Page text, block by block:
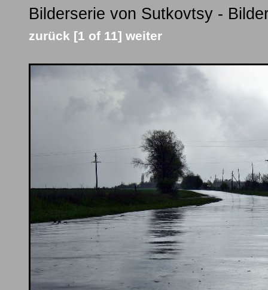
Bilderserie von Sutkovtsy -
zurück [1 of 11] weiter